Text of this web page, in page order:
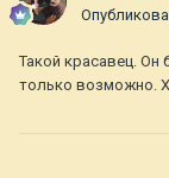
Такой красавец. Он
только возможно.